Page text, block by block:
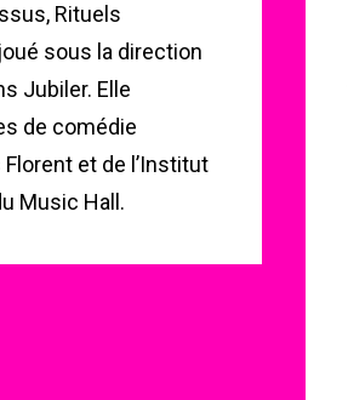
Rituels
sous la direction
Jubiler. Elle
de comédie
et de l’Institut
Music Hall.